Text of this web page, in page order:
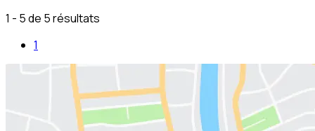
1 - 5 de 5 résultats
1